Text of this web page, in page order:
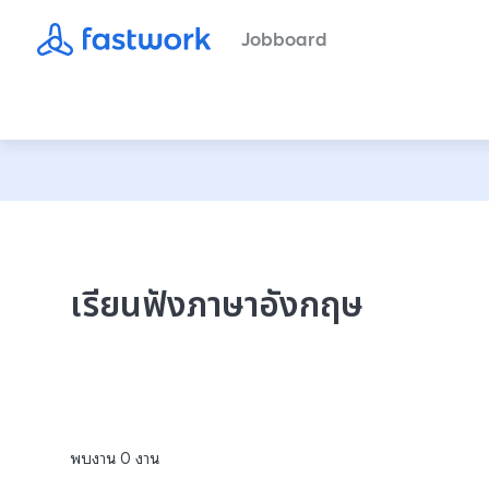
Jobboard
เรียนฟังภาษาอังกฤษ
พบงาน 0 งาน